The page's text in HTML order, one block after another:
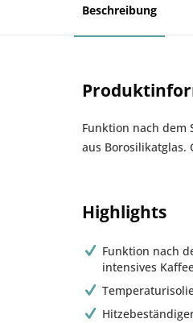
Beschreibung
Funktion nach dem
aus Borosilikatglas.
Highlights
Funktion nach
intensives